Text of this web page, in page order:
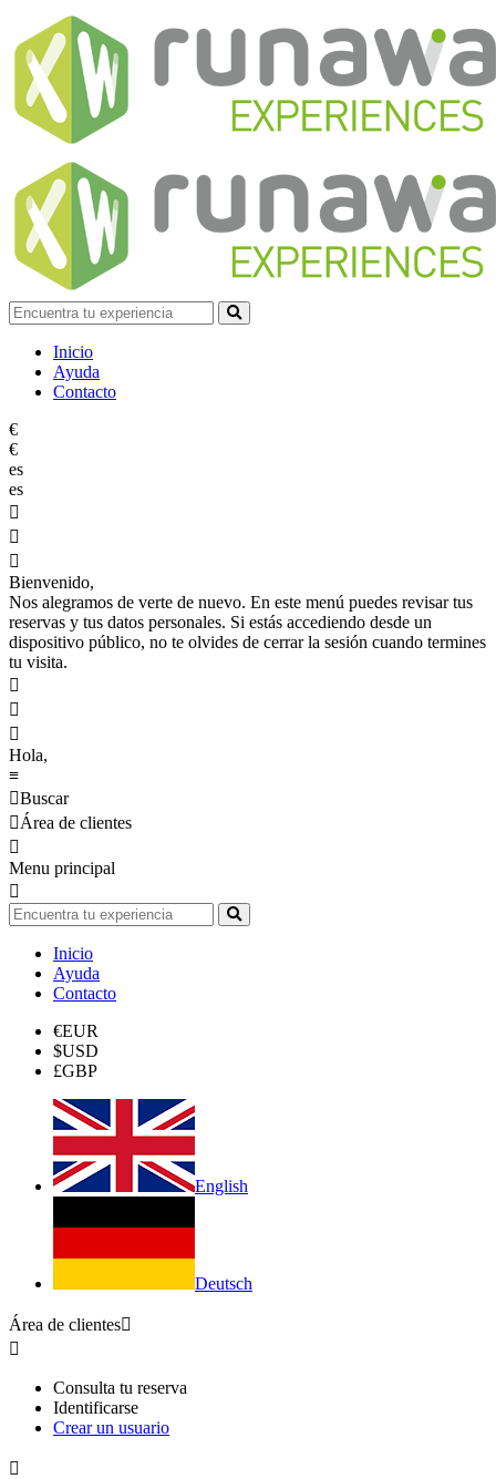
Inicio
Ayuda
Contacto
€
€
es
es



Bienvenido,
Nos alegramos de verte de nuevo. En este menú puedes revisar tus
reservas y tus datos personales. Si estás accediendo desde un
dispositivo público, no te olvides de cerrar la sesión cuando termines
tu visita.



Hola,
≡
Buscar
Área de clientes

Menu principal

Inicio
Ayuda
Contacto
€EUR
$USD
£GBP
English
Deutsch
Área de clientes

Consulta tu reserva
Identificarse
Crear un usuario
